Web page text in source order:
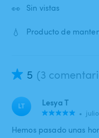
👀 Sin vistas
💧 Producto de
5 (3
LT Lesya T
•
Hemos pasado unas